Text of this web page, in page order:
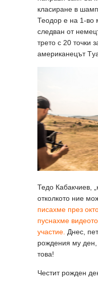
класиране в
Теодор е на 1-во
следван от
трето с 20 точки
американецът
Тедо Кабакчиев,
отколкото ние
писахме през
пуснахме
участие. Днес,
рождения му
това!
Честит рожден